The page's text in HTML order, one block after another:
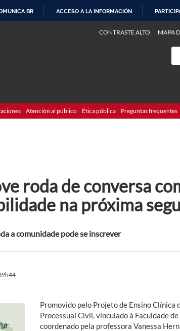
BR ACCESO A LA INFORMACIÓN
CONTRASTE ALTO MAPA
Atención al público Ética pública Preguntas frequentes
roda de conversa
na próxima
a comunidade pode se inscrever
Promovido pelo Projeto de Ensino Clínica
Processual Civil, vinculado à Faculdade
coordenado pela professora Vanessa